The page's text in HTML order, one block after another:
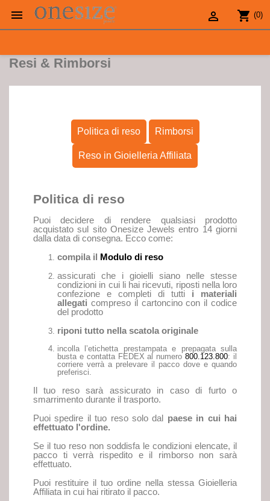
 shopping_cart (0)

Resi & Rimborsi
Politica di reso Rimborsi
Reso in Gioielleria Affiliata
Politica di reso
Puoi decidere di rendere qualsiasi prodotto
acquistato sul sito Onesize Jewels entro 14 giorni
dalla data di consegna. Ecco come:
compila il Modulo di reso
assicurati che i gioielli siano nelle stesse
condizioni in cui li hai ricevuti, riposti nella loro
confezione e completi di tutti i materiali
allegati compreso il cartoncino con il codice
del prodotto
riponi tutto nella scatola originale
incolla l’etichetta prestampata e prepagata sulla
busta e contatta FEDEX al numero800.123.800: il
corriere verrà a prelevare il pacco dove e quando
preferisci.
Il tuo reso sarà assicurato in caso di furto o
smarrimento durante il trasporto.
Puoi spedire il tuo reso solo dal paese in cui hai
effettuato l'ordine.
Se il tuo reso non soddisfa le condizioni elencate, il
pacco ti verrà rispedito e il rimborso non sarà
effettuato.
Puoi restituire il tuo ordine nella stessa Gioielleria
Affiliata in cui hai ritirato il pacco.